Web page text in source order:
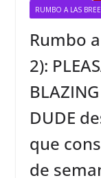
RUMBO A LAS
Rumbo
2):
DUDE
que
de